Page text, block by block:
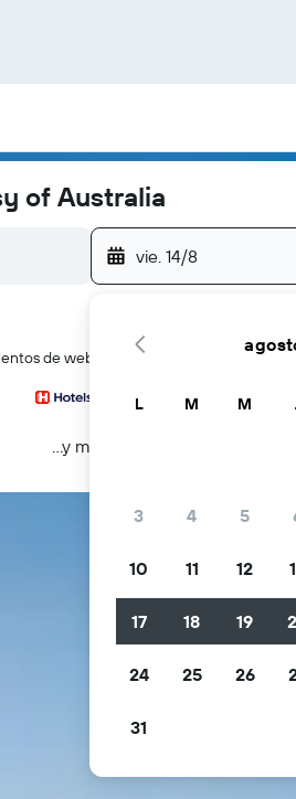
of Australia
vie. 14/8
de webs de viajes a la vez
...y más
L M M
3 4 5
10 11 12
17 18 19
24 25 26
31